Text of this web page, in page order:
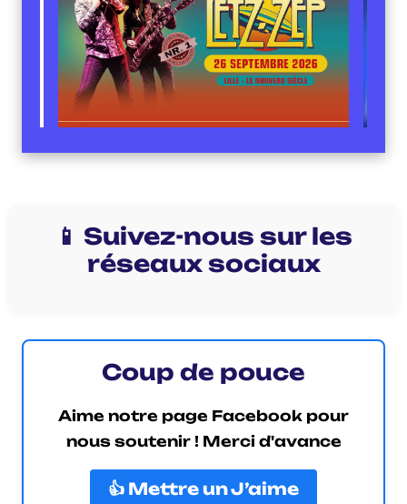
📱 Suivez-nous sur les
réseaux sociaux
Coup de pouce
Aime notre page Facebook pour
nous soutenir ! Merci d'avance
👍 Mettre un J’aime